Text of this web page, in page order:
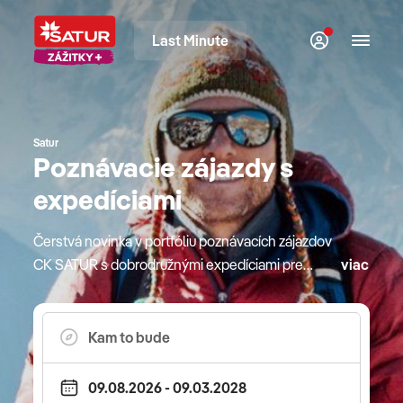
Last Minute
Satur
Poznávacie zájazdy s
expedíciami
Čerstvá novinka v portfóliu poznávacích zájazdov
CK SATUR s dobrodružnými expedíciami pre
sezónu 2026. Pre tých, ktorí chcú ísť ešte ďalej a
ešte vyššie. Pre klientov, ktorým pod tričkom či
sakom bije srdce prieskumníka. Nepál ako krajina
šerpov a snežného leoparda vám otvorí cestu do
základného tábora Everestu a ikonické dračie
viac